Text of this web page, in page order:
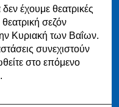
έχουμε θεατρικές
σεζόν
Κυριακή των Βαΐων.
συνεχιστούν
στο επόμενο